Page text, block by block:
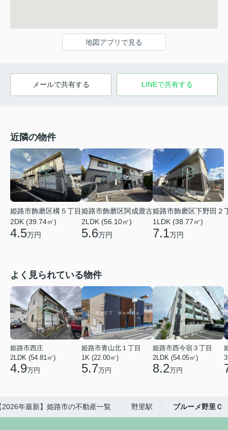
地図アプリで見る
メールで共有する LINEで共有する
近隣の物件
姫路市飾磨区構５丁目
2DK (39.74㎡)
4.5万円
姫路市飾磨区阿成鹿古
2LDK (56.10㎡)
5.6万円
姫路市飾磨区下野田２
1LDK (38.77㎡)
7.1万円
よく見られている物件
姫路市西庄
2LDK (54.81㎡)
4.9万円
姫路市青山北１丁目
1K (22.00㎡)
5.7万円
姫路市西今宿３丁目
2LDK (54.05㎡)
8.2万円
2026年最新】姫路市の不動産一覧 野里駅 ブルーメ野里Ｃ